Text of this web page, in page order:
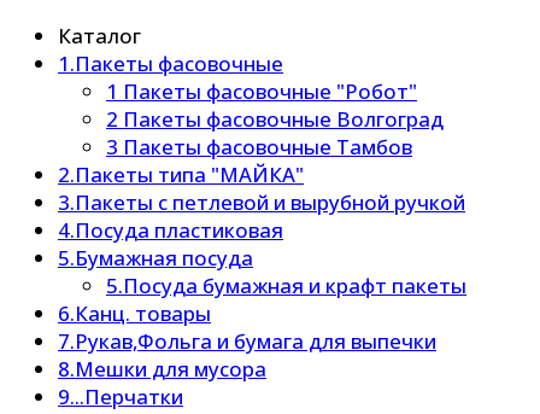
Каталог
1.Пакеты фасовочные
1 Пакеты фасовочные "Робот"
2 Пакеты фасовочные Волгоград
3 Пакеты фасовочные Тамбов
2.Пакеты типа "МАЙКА"
3.Пакеты с петлевой и вырубной ручкой
4.Посуда пластиковая
5.Бумажная посуда
5.Посуда бумажная и крафт пакеты
6.Канц. товары
7.Рукав,Фольга и бумага для выпечки
8.Мешки для мусора
9...Перчатки